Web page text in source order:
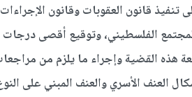
تنفيذ قانون العقوبات وقانون
الفلسطيني، وتوقيع أقصى درجات
هذه القضية وإجراء ما يلزم من
العنف الأسري والعنف المبني على